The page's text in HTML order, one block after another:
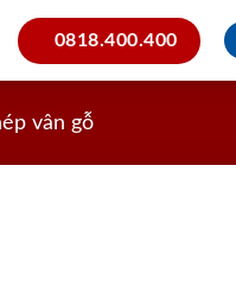
0818.400.400
vân gỗ